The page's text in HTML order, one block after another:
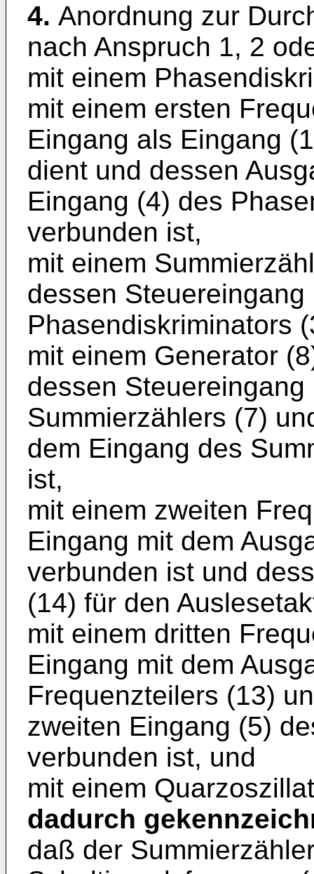
4. Anordnung zur
nach Anspruch 1, 2
mit einem
mit einem ersten
Eingang als Eingang
dient und dessen
Eingang (4) des
verbunden ist,
mit einem
dessen
Phasendiskriminators
mit einem Generator
dessen
Summierzählers (7)
dem Eingang des
ist,
mit einem zweiten
Eingang mit dem
verbunden ist und
(14) für den
mit einem dritten
Eingang mit dem
Frequenzteilers (13)
zweiten Eingang (5)
verbunden ist, und
mit einem
dadurch
daß der